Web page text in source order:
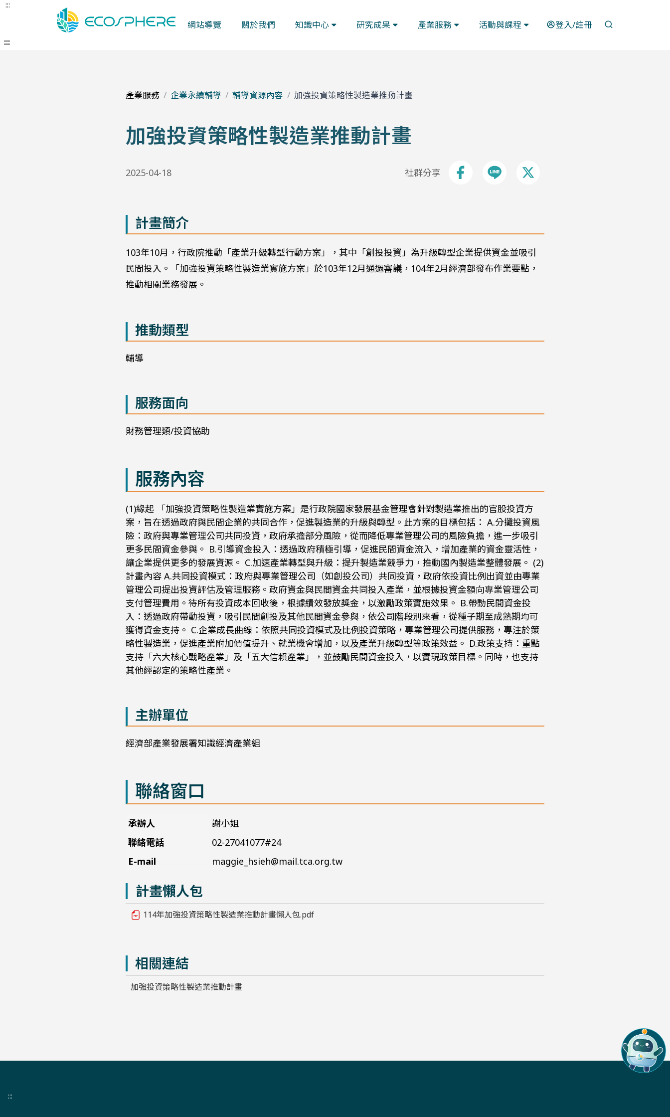
跳
內
:::
網站導覽 關於我們 知識中心 研究成果 產業服務 活動與課程 登入/註冊
:::
產業服務 企業永續輔導 輔導資源內容 加強投資策略性製造業推動計畫
加強投資策略性製造業推動計畫
2025-04-18 社群分享
計畫簡介
103年10月，行政院推動「產業升級轉型行動方案」，其中「創投投資」為升級轉型企業提供資金並吸引
民間投入。「加強投資策略性製造業實施方案」於103年12月通過審議，104年2月經濟部發布作業要點，
推動相關業務發展。
推動類型
輔導
服務面向
財務管理類/投資協助
服務內容
(1)緣起 「加強投資策略性製造業實施方案」是行政院國家發展基金管理會針對製造業推出的官股投資方
案，旨在透過政府與民間企業的共同合作，促進製造業的升級與轉型。此方案的目標包括： A.分攤投資風
險：政府與專業管理公司共同投資，政府承擔部分風險，從而降低專業管理公司的風險負擔，進一步吸引
更多民間資金參與。 B.引導資金投入：透過政府積極引導，促進民間資金流入，增加產業的資金靈活性，
讓企業提供更多的發展資源。 C.加速產業轉型與升級：提升製造業競爭力，推動國內製造業整體發展。 (2)
計畫內容 A.共同投資模式：政府與專業管理公司（如創投公司）共同投資，政府依投資比例出資並由專業
管理公司提出投資評估及管理服務。政府資金與民間資金共同投入產業，並根據投資金額向專業管理公司
支付管理費用。待所有投資成本回收後，根據績效發放獎金，以激勵政策實施效果。 B.帶動民間資金投
入：透過政府帶動投資，吸引民間創投及其他民間資金參與，依公司階段別來看，從種子期至成熟期均可
獲得資金支持。 C.企業成長曲線：依照共同投資模式及比例投資策略，專業管理公司提供服務，專注於策
略性製造業，促進產業附加價值提升、就業機會增加，以及產業升級轉型等政策效益。 D.政策支持：重點
支持「六大核心戰略產業」及「五大信賴產業」，並鼓勵民間資金投入，以實現政策目標。同時，也支持
其他經認定的策略性產業。
主辦單位
經濟部產業發展署知識經濟產業組
聯絡窗口
承辦人
謝小姐
聯絡電話
02-27041077#24
E-mail
maggie_hsieh@mail.tca.org.tw
計畫懶人包
114年加強投資策略性製造業推動計畫懶人包.pdf
相關連結
加強投資策略性製造業推動計畫
:::